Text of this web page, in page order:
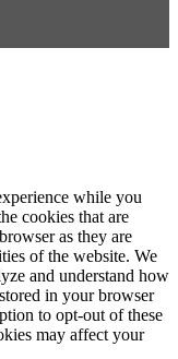
while you
cookies that are
as they are
of the website. We
and understand how
in your browser
to opt-out of these
may affect your